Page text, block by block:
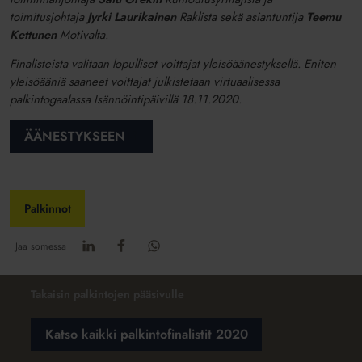
toimitusjohtajaJyrki LaurikainenRaklista sekä asiantuntija Teemu
KettunenMotivalta.
Finalisteista valitaan lopulliset voittajat yleisöäänestyksellä. Eniten
yleisöääniä saaneet voittajat julkistetaan virtuaalisessa
palkintogaalassa Isännöintipäivillä 18.11.2020.
ÄÄNESTYKSEEN
Palkinnot
Jaa somessa
Katso kaikki palkintofinalistit 2020